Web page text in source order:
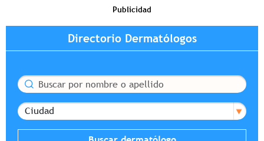
Publicidad
Directorio Dermatólogos
Buscar
Ciudad